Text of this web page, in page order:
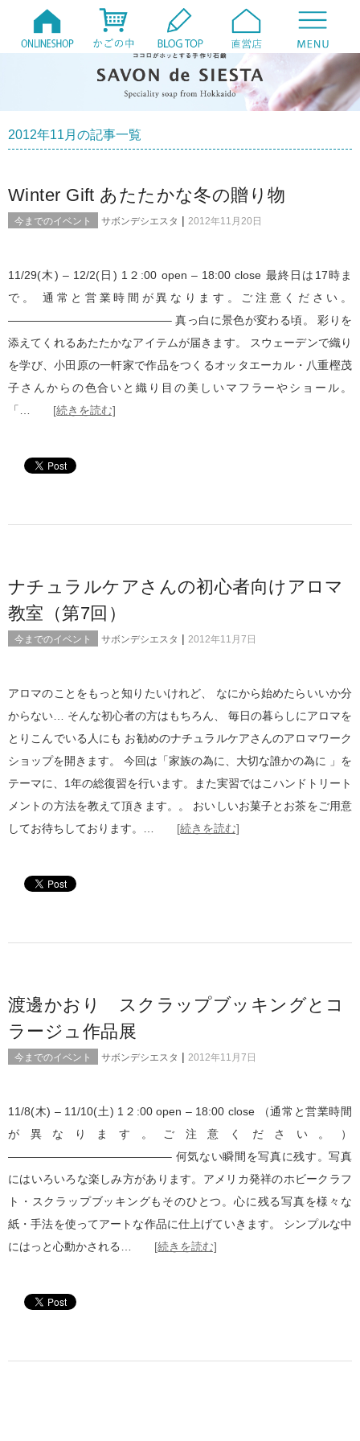
2012年11月の記事一覧
Winter Gift あたたかな冬の贈り物
今までのイベント サボンデシエスタ | 2012年11月20日
11/29(木) – 12/2(日) 1２:00 open – 18:00 close 最終日は17時ま
で。 通常と営業時間が異なります。ご注意ください。
——————————————– 真っ白に景色が変わる頃。 彩りを
添えてくれるあたたかなアイテムが届きます。 スウェーデンで織り
を学び、小田原の一軒家で作品をつくるオッタエーカル・八重樫茂
子さんからの色合いと織り目の美しいマフラーやショール。
「… [続きを読む]
ナチュラルケアさんの初心者向けアロマ
教室（第7回）
今までのイベント サボンデシエスタ | 2012年11月7日
アロマのことをもっと知りたいけれど、 なにから始めたらいいか分
からない… そんな初心者の方はもちろん、 毎日の暮らしにアロマを
とりこんでいる人にも お勧めのナチュラルケアさんのアロマワーク
ショップを開きます。 今回は「家族の為に、大切な誰かの為に 」を
テーマに、1年の総復習を行います。また実習ではこハンドトリート
メントの方法を教えて頂きます。。 おいしいお菓子とお茶をご用意
してお待ちしております。… [続きを読む]
渡邊かおり スクラップブッキングとコ
ラージュ作品展
今までのイベント サボンデシエスタ | 2012年11月7日
11/8(木) – 11/10(土) 1２:00 open – 18:00 close （通常と営業時間
が異なります。ご注意ください。）
——————————————– 何気ない瞬間を写真に残す。写真
にはいろいろな楽しみ方があります。アメリカ発祥のホビークラフ
ト・スクラップブッキングもそのひとつ。心に残る写真を様々な
紙・手法を使ってアートな作品に仕上げていきます。 シンプルな中
にはっと心動かされる… [続きを読む]